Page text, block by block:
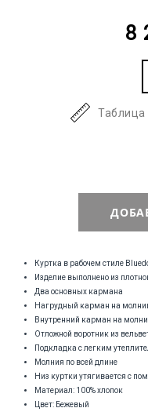
8
Таблица
Куртка в рабочем стиле
Изделие выполнено из
Два основных кармана
Нагрудный карман на
Внутренний карман на
Отложной воротник из
Подкладка с легким
Молния по всей длине
Низ куртки утягивается с
Материал: 100% хлопок
Цвет: Бежевый